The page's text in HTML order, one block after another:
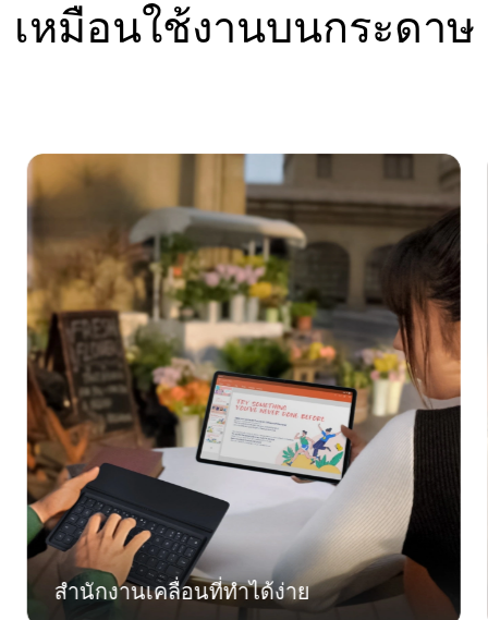
เหมือนใช้งานบนกระดาษ
านเคลื่อนที่ทําได้ง่าย การป